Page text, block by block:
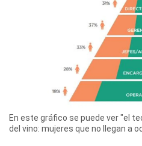
En este gráfico se puede ver "el
del vino: mujeres que no llegan a